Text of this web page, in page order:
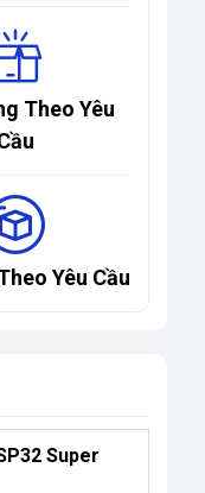
Theo Yêu
Yêu Cầu
Super